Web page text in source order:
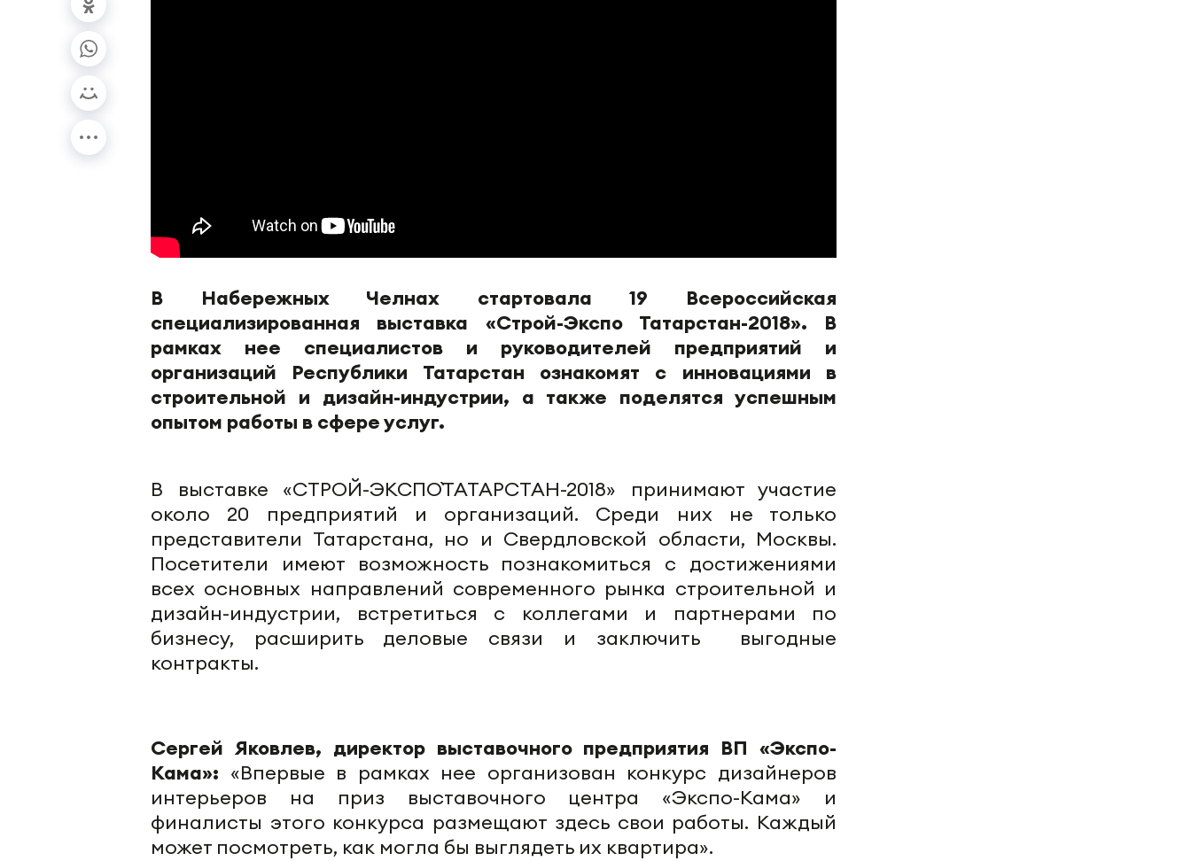
В Набережных Челнах стартовала 19 Всероссийская
специализированная выставка «Строй-Экспо Татарстан-2018». В
рамках нее специалистов и руководителей предприятий и
организаций Республики Татарстан ознакомят с инновациями в
строительной и дизайн-индустрии, а также поделятся успешным
опытом работы в сфере услуг.
В выставке «СТРОЙ-ЭКСПО`ТАТАРСТАН-2018» принимают участие
около 20 предприятий и организаций. Среди них не только
представители Татарстана, но и Свердловской области, Москвы.
Посетители имеют возможность познакомиться с достижениями
всех основных направлений современного рынка строительной и
дизайн-индустрии, встретиться с коллегами и партнерами по
бизнесу, расширить деловые связи и заключить выгодные
контракты.
Сергей Яковлев, директор выставочного предприятия ВП «Экспо-
Кама»: «Впервые в рамках нее организован конкурс дизайнеров
интерьеров на приз выставочного центра «Экспо-Кама» и
финалисты этого конкурса размещают здесь свои работы. Каждый
может посмотреть, как могла бы выглядеть их квартира».